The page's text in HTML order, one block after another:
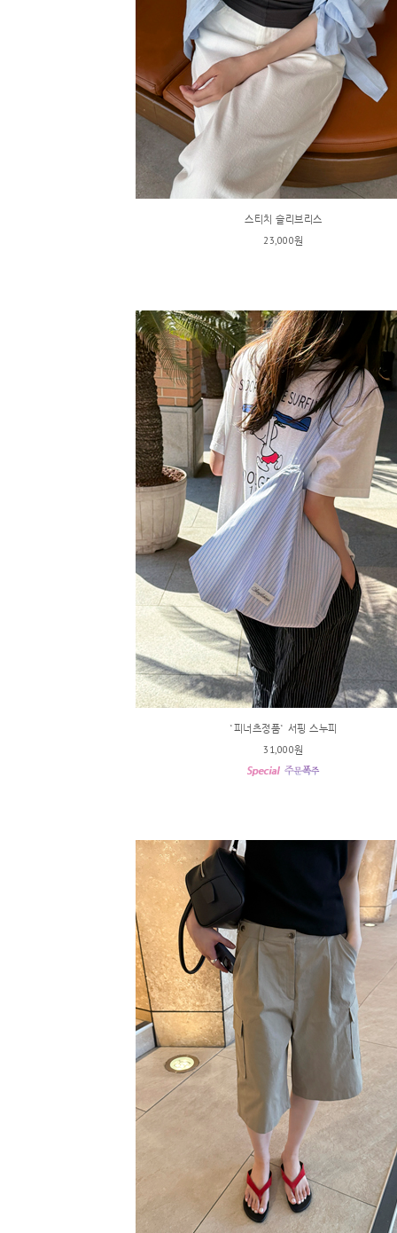
스티치 슬리브리스
23,000원
*피너츠정품* 서핑 스누피
31,000원